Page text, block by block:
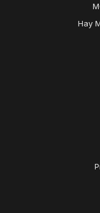
Hay